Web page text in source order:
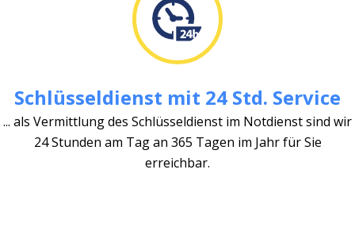
Schlüsseldienst mit 24 Std. Service
... als Vermittlung des Schlüsseldienst im Notdienst sind wir
24 Stunden am Tag an 365 Tagen im Jahr für Sie
erreichbar.